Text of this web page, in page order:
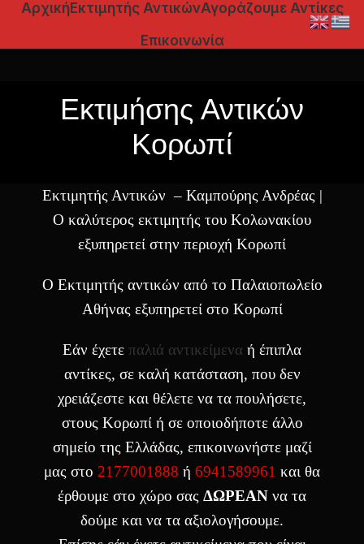
ΑρχικήΕκτιμητής ΑντικώνΑγοράζουμε Αντίκες
Επικοινωνία
Εκτιμήσης Αντικών
Κορωπί
Εκτιμητής Αντικών – Καμπούρης Ανδρέας |
Ο καλύτερος εκτιμητής του Κολωνακίου
εξυπηρετεί στην περιοχή Κορωπί
Ο Εκτιμητής αντικών από το Παλαιοπωλείο
Αθήνας εξυπηρετεί στο Κορωπί
Εάν έχετε παλιά αντικείμενα ή έπιπλα
αντίκες, σε καλή κατάσταση, που δεν
χρειάζεστε και θέλετε να τα πουλήσετε,
στους Κορωπί ή σε οποιοδήποτε άλλο
σημείο της Ελλάδας, επικοινωνήστε μαζί
μας στο 2177001888 ή 6941589961 και θα
έρθουμε στο χώρο σας ΔΩΡΕΑΝ να τα
δούμε και να τα αξιολογήσουμε.